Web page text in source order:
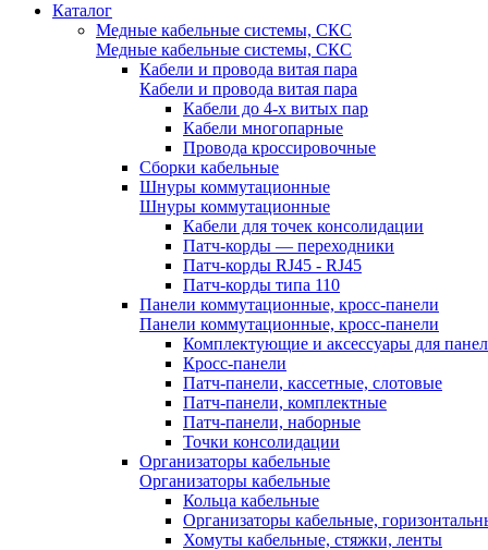
Каталог
Медные кабельные системы, СКС
Медные кабельные системы, СКС
Кабели и провода витая пара
Кабели и провода витая пара
Кабели до 4-х витых пар
Кабели многопарные
Провода кроссировочные
Сборки кабельные
Шнуры коммутационные
Шнуры коммутационные
Кабели для точек консолидации
Патч-корды — переходники
Патч-корды RJ45 - RJ45
Патч-корды типа 110
Панели коммутационные, кросс-панели
Панели коммутационные, кросс-панели
Комплектующие и аксессуары для
Кросс-панели
Патч-панели, кассетные, слотовые
Патч-панели, комплектные
Патч-панели, наборные
Точки консолидации
Организаторы кабельные
Организаторы кабельные
Кольца кабельные
Организаторы кабельные,
Хомуты кабельные, стяжки, ленты